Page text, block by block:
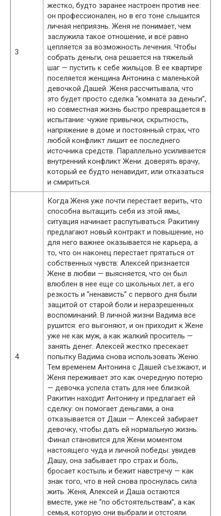
3
жестко, будто заранее настроен против нее:
он профессионален, но в его тоне слышится
личная неприязнь. Женя не понимает, чем
заслужила такое отношение, и всё равно
цепляется за возможность лечения. Чтобы
собрать деньги, она решается на тяжелый
шаг — пустить к себе жильцов. В ее квартире
поселяется женщина Антонина с маленькой
девочкой Дашей. Женя рассчитывала, что
это будет просто сделка “комната за деньги”,
но совместная жизнь быстро превращается в
испытание: чужие привычки, скрытность,
напряжение в доме и постоянный страх, что
любой конфликт лишит ее последнего
источника средств. Параллельно усиливается
внутренний конфликт Жени: доверять врачу,
который ее будто ненавидит, или отказаться
и смириться.
4
Когда Женя уже почти перестает верить, что
способна вытащить себя из этой ямы,
ситуация начинает распутываться. Ракитину
предлагают новый контракт и повышение, но
для него важнее оказывается не карьера, а
то, что он наконец перестает прятаться от
собственных чувств: Алексей признается
Жене в любви — выясняется, что он был
влюблен в нее еще со школьных лет, а его
резкость и “ненависть” с первого дня были
защитой от старой боли и неразрешенных
воспоминаний. В личной жизни Вадима все
рушится: его выгоняют, и он приходит к Жене
уже не как муж, а как жалкий проситель —
занять денег. Алексей жестко пресекает
попытку Вадима снова использовать Женю.
Тем временем Антонина с Дашей съезжают, и
Женя переживает это как очередную потерю
— девочка успела стать для нее близкой.
Ракитин находит Антонину и предлагает ей
сделку: он помогает деньгами, а она
отказывается от Даши — Алексей забирает
девочку, чтобы дать ей нормальную жизнь.
Финал становится для Жени моментом
настоящего чуда и личной победы: увидев
Дашу, она забывает про страх и боль,
бросает костыль и бежит навстречу — как
знак того, что в ней снова проснулась сила
жить. Женя, Алексей и Даша остаются
вместе, уже не “по обстоятельствам”, а как
семья, которую они выбрали и отстояли.